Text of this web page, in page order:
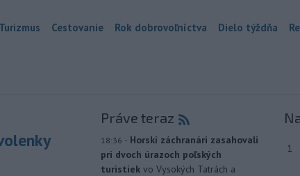
Turizmus Cestovanie Rok dobrovoľníctva Dielo týždňa
Práve teraz
18:36 - Horskí záchranári zasahovali
pri dvoch úrazoch poľských
turistiek vo Vysokých Tatrách a
1